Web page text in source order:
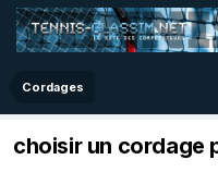
Cordages
choisir un cordage